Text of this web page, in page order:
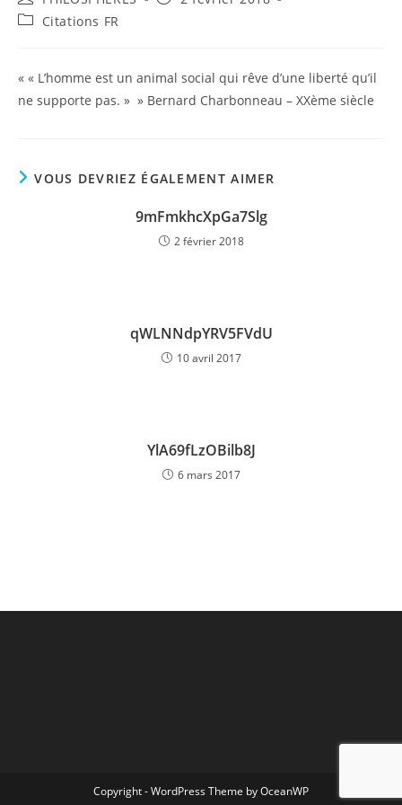
de
la
PostCitations FR
« « L’homme est un animal social qui rêve d’une liberté qu’il
ne supporte pas. » » Bernard Charbonneau – XXème siècle
VOUS DEVRIEZ ÉGALEMENT AIMER
9mFmkhcXpGa7Slg
2 février 2018
qWLNNdpYRV5FVdU
10 avril 2017
YlA69fLzOBilb8J
6 mars 2017
Copyright - WordPress Theme by OceanWP